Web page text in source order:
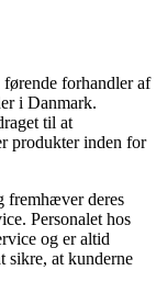
forhandler af
i Danmark.
til at
produkter inden for
fremhæver deres
Personalet hos
og er altid
sikre, at kunderne